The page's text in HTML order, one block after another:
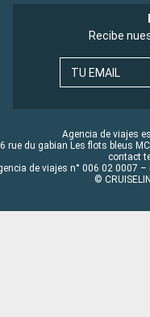
Recibe
TU EMAIL
Agencia de viajes
rue du gabian Les flots bleus
contact
de viajes n° 006 02 0007
©